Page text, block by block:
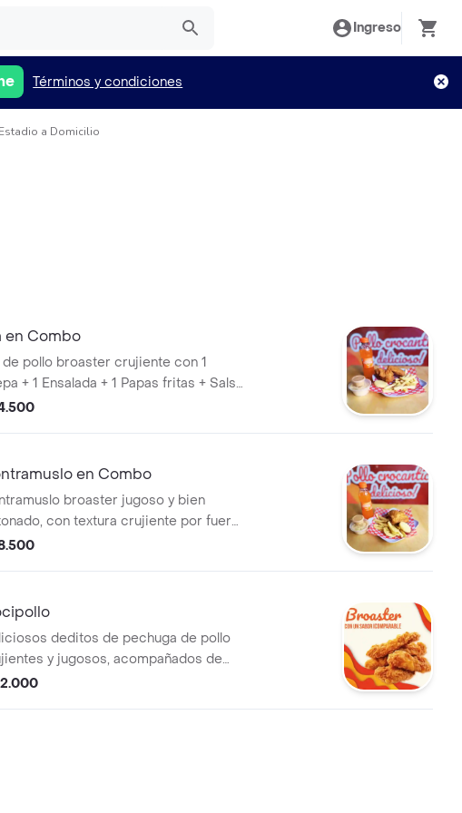
Ingreso
Términos y condiciones
a Domicilio
en Combo
de pollo broaster crujiente con 1
+ 1 Ensalada + 1 Papas fritas + Salsa
casa + Gaseosa 250ml
en Combo
broaster jugoso y bien
con textura crujiente por fuera
por dentro, ideal para los
+ Gaseosa 250ml
deditos de pechuga de pollo
y jugosos, acompañados de
fritas + Salsa de la casa + Gaseosa